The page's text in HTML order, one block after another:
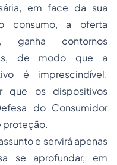
em face da sua
consumo, a oferta
ganha contornos
de modo que a
é imprescindível.
que os dispositivos
do Consumidor
proteção.
e servirá apenas
se aprofundar, em